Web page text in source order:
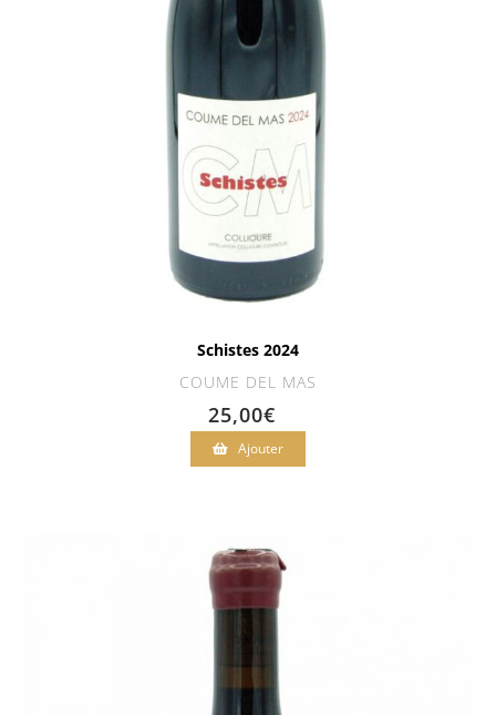
Schistes 2024
COUME DEL MAS
25,00€
Ajouter